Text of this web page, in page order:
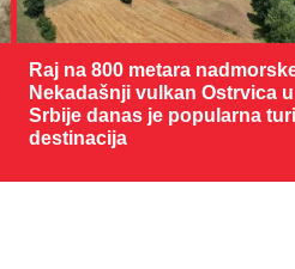
Raj na 800 metara
Nekadašnji vulkan Ostrvica
Srbije danas je popularna
destinacija
Loznica